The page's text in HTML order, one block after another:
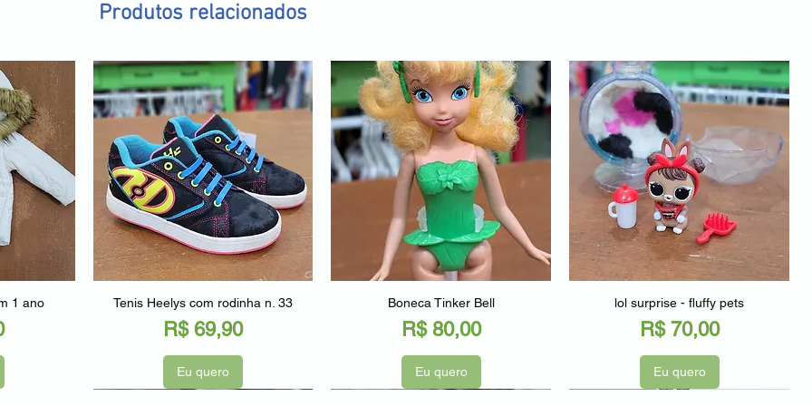
Produtos relacionados
1 ano Visualização rápida
Tenis Heelys com rodinha n. 33
Preço
R$ 69,90
Eu quero
Visualização rápida
Boneca Tinker Bell
Preço
R$ 80,00
Eu quero
Visualização rápida
lol surprise - fluffy pets
Preço
R$ 70,00
Eu quero